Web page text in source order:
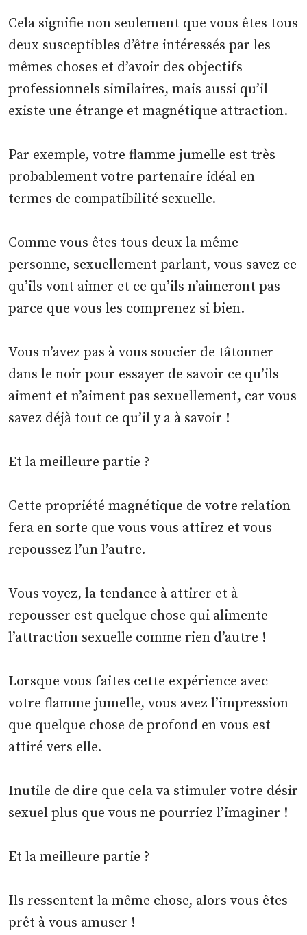
Cela signifie non seulement que vous êtes tous
deux susceptibles d’être intéressés par les
mêmes choses et d’avoir des objectifs
professionnels similaires, mais aussi qu’il
existe une étrange et magnétique attraction.
Par exemple, votre flamme jumelle est très
probablement votre partenaire idéal en
termes de compatibilité sexuelle.
Comme vous êtes tous deux la même
personne, sexuellement parlant, vous savez ce
qu’ils vont aimer et ce qu’ils n’aimeront pas
parce que vous les comprenez si bien.
Vous n’avez pas à vous soucier de tâtonner
dans le noir pour essayer de savoir ce qu’ils
aiment et n’aiment pas sexuellement, car vous
savez déjà tout ce qu’il y a à savoir !
Et la meilleure partie ?
Cette propriété magnétique de votre relation
fera en sorte que vous vous attirez et vous
repoussez l’un l’autre.
Vous voyez, la tendance à attirer et à
repousser est quelque chose qui alimente
l’attraction sexuelle comme rien d’autre !
Lorsque vous faites cette expérience avec
votre flamme jumelle, vous avez l’impression
que quelque chose de profond en vous est
attiré vers elle.
Inutile de dire que cela va stimuler votre désir
sexuel plus que vous ne pourriez l’imaginer !
Et la meilleure partie ?
Ils ressentent la même chose, alors vous êtes
prêt à vous amuser !